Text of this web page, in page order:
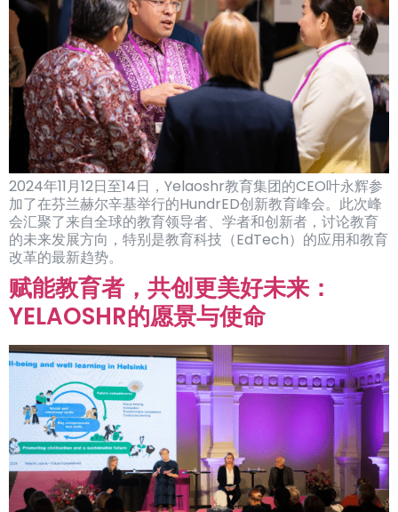
2024年11月12日至14日，Yelaoshr教育集团的CEO叶永辉参
加了在芬兰赫尔辛基举行的HundrED创新教育峰会。此次峰
会汇聚了来自全球的教育领导者、学者和创新者，讨论教育
的未来发展方向，特别是教育科技（EdTech）的应用和教育
改革的最新趋势。
赋能教育者，共创更美好未来：
YELAOSHR的愿景与使命